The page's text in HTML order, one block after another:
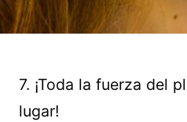
7. ¡Toda la fuerza del
lugar!